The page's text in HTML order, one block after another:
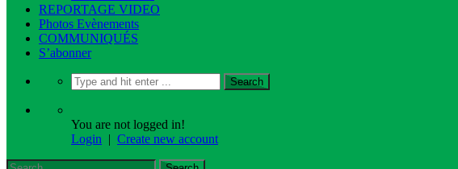
REPORTAGE VIDEO
Photos Evènements
COMMUNIQUÉS
S’abonner
You are not logged in!
Login | Create new account